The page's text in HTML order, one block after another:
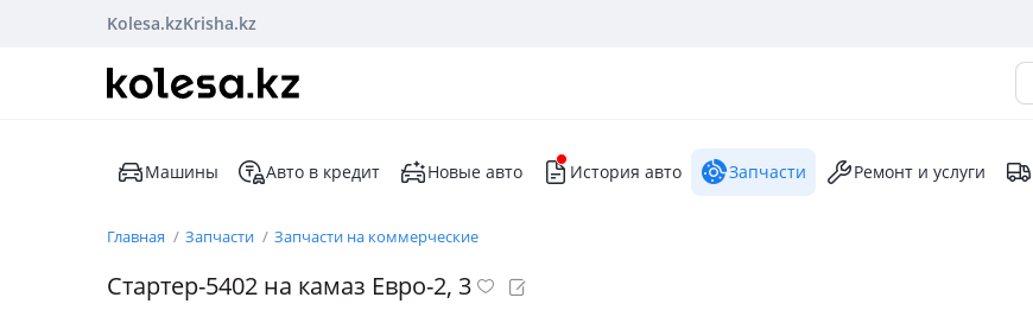
Kolesa.kzKrisha.kz
Машины Авто в кредит Новые авто История авто Запчасти Ремонт и услуги
Главная Запчасти Запчасти на коммерческие
Стартер-5402 на камаз Евро-2, 3